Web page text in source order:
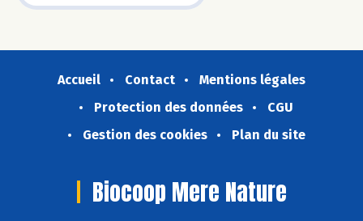
Accueil Contact
Mentions légales
Protection des données
CGU
Gestion des cookies
Plan du site
Biocoop Mere Nature